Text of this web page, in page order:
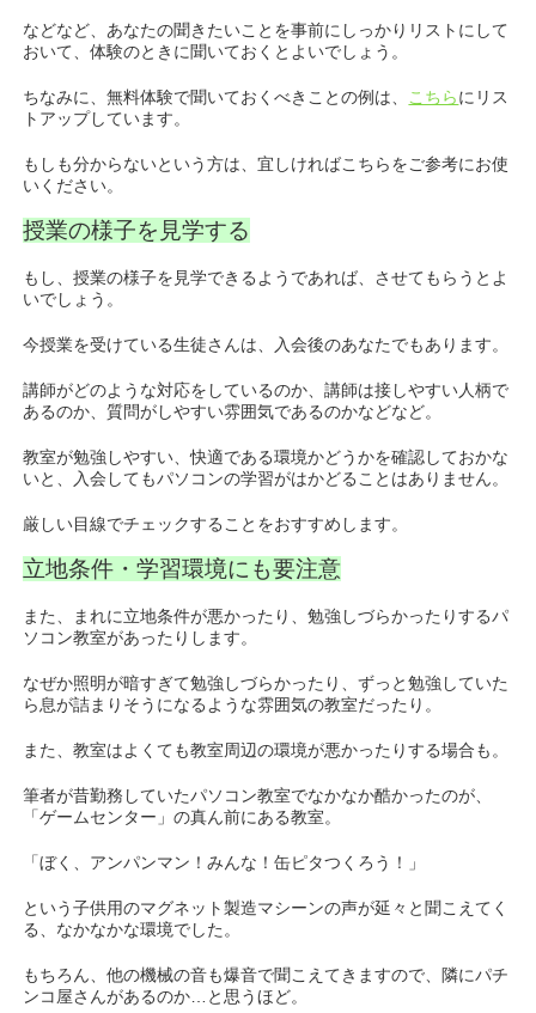
などなど、あなたの聞きたいことを事前にしっかりリストにして
おいて、体験のときに聞いておくとよいでしょう。
ちなみに、無料体験で聞いておくべきことの例は、 こちらにリス
トアップしています。
もしも分からないという方は、宜しければこちらをご参考にお使
いください。
授業の様子を見学する
もし、授業の様子を見学できるようであれば、させてもらうとよ
いでしょう。
今授業を受けている生徒さんは、入会後のあなたでもあります。
講師がどのような対応をしているのか、講師は接しやすい人柄で
あるのか、質問がしやすい雰囲気であるのかなどなど。
教室が勉強しやすい、快適である環境かどうかを確認しておかな
いと、入会してもパソコンの学習がはかどることはありません。
厳しい目線でチェックすることをおすすめします。
立地条件・学習環境にも要注意
また、まれに立地条件が悪かったり、勉強しづらかったりするパ
ソコン教室があったりします。
なぜか照明が暗すぎて勉強しづらかったり、ずっと勉強していた
ら息が詰まりそうになるような雰囲気の教室だったり。
また、教室はよくても教室周辺の環境が悪かったりする場合も。
筆者が昔勤務していたパソコン教室でなかなか酷かったのが、
「ゲームセンター」の真ん前にある教室。
「ぼく、アンパンマン！みんな！缶ピタつくろう！」
という子供用のマグネット製造マシーンの声が延々と聞こえてく
る、なかなかな環境でした。
もちろん、他の機械の音も爆音で聞こえてきますので、隣にパチ
ンコ屋さんがあるのか…と思うほど。